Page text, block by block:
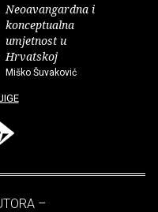
Neoavangardna i
konceptualna
umjetnost u
Hrvatskoj
Miško Šuvaković
–